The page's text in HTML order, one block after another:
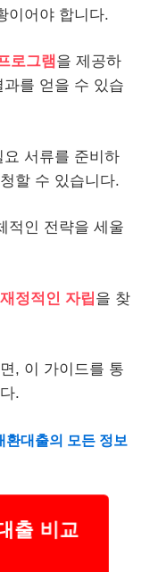
이어야 합니다.
로그램 을 제공하
를 얻을 수 있습
서류를 준비하
할 수 있습니다.
적인 전략을 세울
재정적인 자립을 찾
, 이 가이드를 통
.
환대출의 모든 정보
출 비교